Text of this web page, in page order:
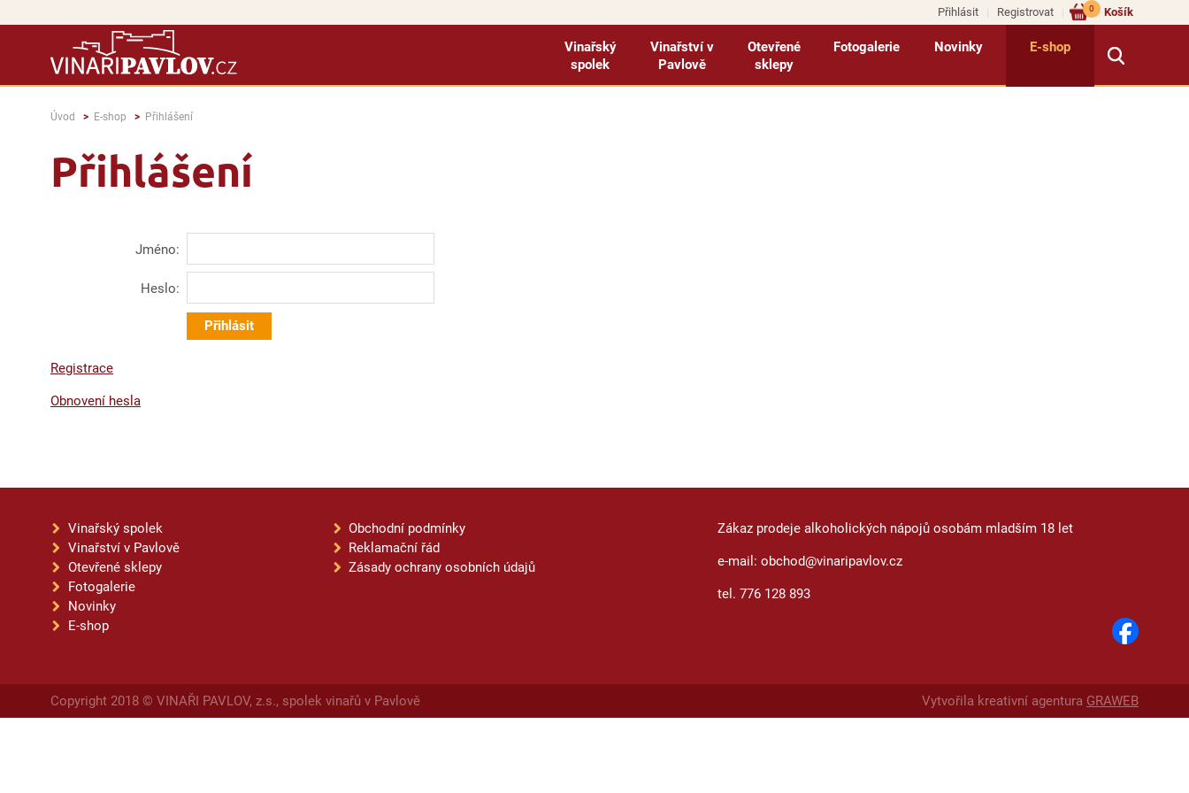
Přihlásit Registrovat Košík
0
Vinařský
spolek
Vinařství v
Pavlově
Otevřené
sklepy
Fotogalerie Novinky E-shop
Úvod E-shop Přihlášení
Přihlášení
Jméno:
Heslo:
Registrace
Obnovení hesla
Vinařský spolek
Vinařství v Pavlově
Otevřené sklepy
Fotogalerie
Novinky
E-shop
Obchodní podmínky
Reklamační řád
Zásady ochrany osobních údajů
Zákaz prodeje alkoholických nápojů osobám mladším 18 let
e-mail: obchod@vinaripavlov.cz
tel. 776 128 893
Copyright 2018 © VINAŘI PAVLOV, z.s., spolek vinařů v Pavlově Vytvořila kreativní agentura GRAWEB